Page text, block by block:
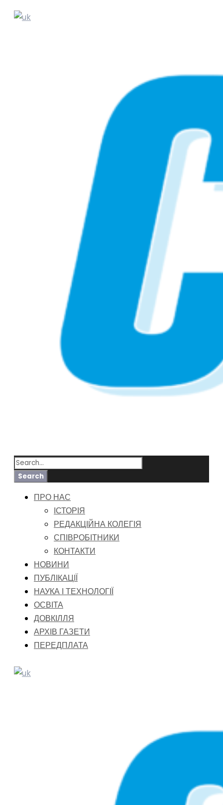
ПРО НАС
ІСТОРІЯ
РЕДАКЦІЙНА КОЛЕГІЯ
СПІВРОБІТНИКИ
КОНТАКТИ
НОВИНИ
ПУБЛІКАЦІЇ
НАУКА І ТЕХНОЛОГІЇ
ОСВІТА
ДОВКІЛЛЯ
АРХІВ ГАЗЕТИ
ПЕРЕДПЛАТА